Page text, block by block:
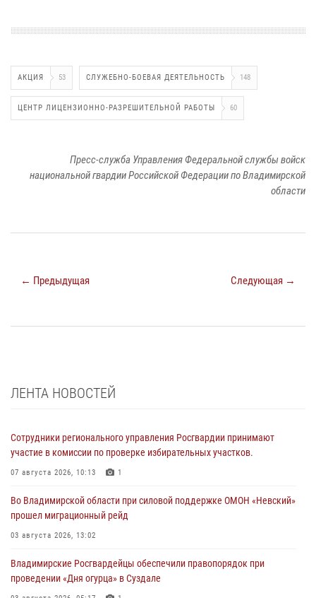
АКЦИЯ 53 СЛУЖЕБНО-БОЕВАЯ ДЕЯТЕЛЬНОСТЬ 148
ЦЕНТР ЛИЦЕНЗИОННО-РАЗРЕШИТЕЛЬНОЙ РАБОТЫ 60
Пресс-служба Управления Федеральной службы войск
национальной гвардии Российской Федерации по Владимирской
области
← Предыдущая Следующая →
ЛЕНТА НОВОСТЕЙ
Сотрудники регионального управления Росгвардии принимают
участие в комиссии по проверке избирательных участков.
07 августа 2026, 10:13 1
Во Владимирской области при силовой поддержке ОМОН «Невский»
прошел миграционный рейд
03 августа 2026, 13:02
Владимирские Росгвардейцы обеспечили правопорядок при
проведении «Дня огурца» в Суздале